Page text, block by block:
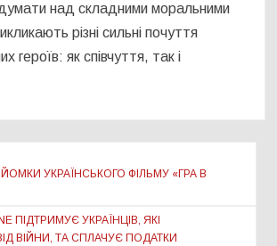
над складними моральними
різні сильні почуття
героїв: як співчуття, так і
УКРАЇНСЬКОГО ФІЛЬМУ «ГРА В
ПІДТРИМУЄ УКРАЇНЦІВ, ЯКІ
ВІЙНИ, ТА СПЛАЧУЄ ПОДАТКИ